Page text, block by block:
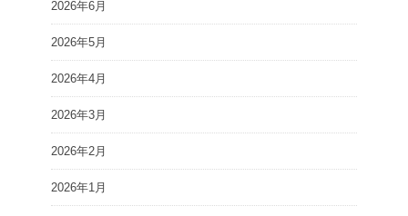
2026年6月
2026年5月
2026年4月
2026年3月
2026年2月
2026年1月